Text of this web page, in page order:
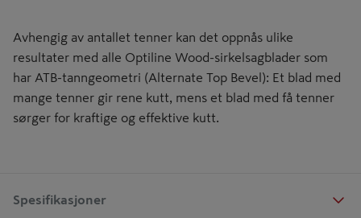
Avhengig av antallet tenner kan det oppnås ulike
resultater med alle Optiline Wood-sirkelsagblader som
har ATB-tanngeometri (Alternate Top Bevel): Et blad med
mange tenner gir rene kutt, mens et blad med få tenner
sørger for kraftige og effektive kutt.
Spesifikasjoner